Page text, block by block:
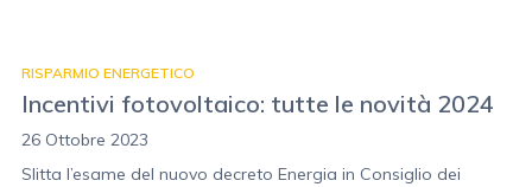
RISPARMIO ENERGETICO
Incentivi fotovoltaico: tutte le novità 2024
26 Ottobre 2023
Slitta l’esame del nuovo decreto Energia in Consiglio dei